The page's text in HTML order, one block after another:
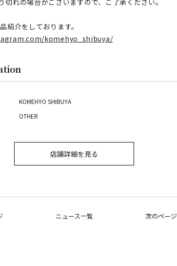
れの場合がございますので、ご了承ください。
介をしております。
komehyo_shibuya/
KOMEHYO SHIBUYA
OTHER
店舗詳細を見る
ニュース一覧 次のページ